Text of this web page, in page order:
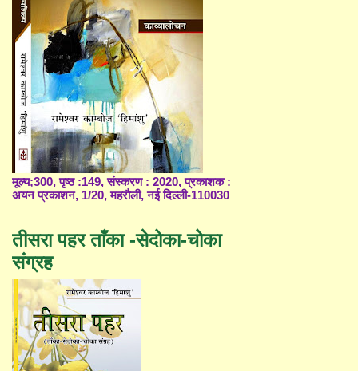
मूल्य;300, पृष्ठ :149, संस्करण : 2020, प्रकाशक :
अयन प्रकाशन, 1/20, महरौली, नई दिल्ली-110030
तीसरा पहर ताँका -सेदोका-चोका
संग्रह